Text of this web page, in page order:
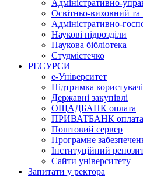
Адміністративно-
Освітньо-виховний
Адміністративно-
Наукові підрозділи
Наукова бібліотека
Студмістечко
РЕСУРСИ
е-Університет
Підтримка
Державні закупівлі
ОЩАДБАНК оплата
ПРИВАТБАНК оплата
Поштовий сервер
Програмне
Інституційний
Сайти університету
Запитати у ректора